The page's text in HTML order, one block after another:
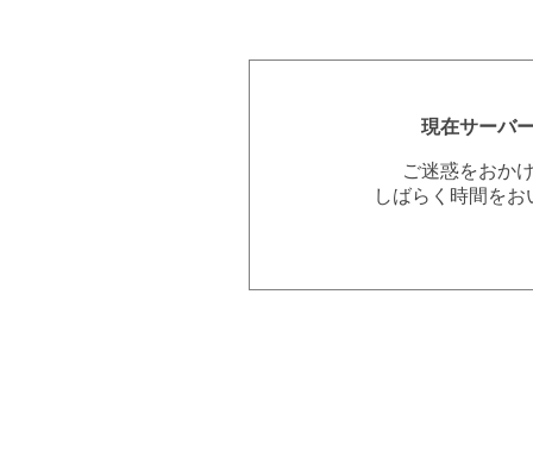
現在サーバ
ご迷惑をおか
しばらく時間を